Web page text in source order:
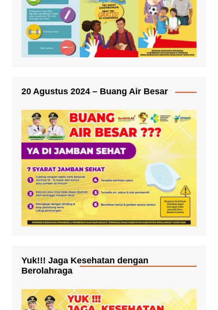
20 Agustus 2024 – Buang Air Besar
Yuk!!! Jaga Kesehatan dengan
Berolahraga